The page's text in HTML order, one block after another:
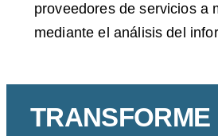
proveedores de servicios a
mediante el análisis del
TRANSFORME